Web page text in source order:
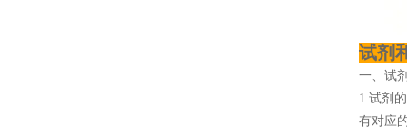
试剂
一、试
1.试剂
有对应